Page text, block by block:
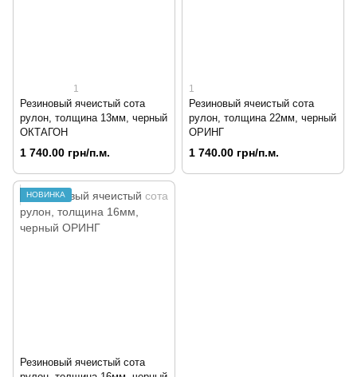
1
Резиновый ячеистый сота
рулон, толщина 13мм, черный
ОКТАГОН
1 740.00 грн/п.м.
1
Резиновый ячеистый сота
рулон, толщина 22мм, черный
ОРИНГ
1 740.00 грн/п.м.
НОВИНКА
Резиновый ячеистый сота